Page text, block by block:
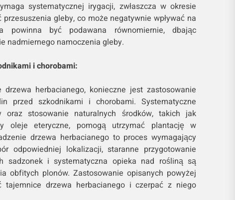
systematycznej irygacji, zwłaszcza w okresie
gleby, co może negatywnie wpływać na
powinna być podawana równomiernie, dbając
nadmiernego namoczenia gleby.
i chorobami:
herbacianego, konieczne jest zastosowanie
przed szkodnikami i chorobami. Systematyczne
oraz stosowanie naturalnych środków, takich jak
oleje eteryczne, pomogą utrzymać plantację w
drzewa herbacianego to proces wymagający
odpowiedniej lokalizacji, staranne przygotowanie
sadzonek i systematyczna opieka nad rośliną są
obfitych plonów. Zastosowanie opisanych powyżej
tajemnice drzewa herbacianego i czerpać z niego